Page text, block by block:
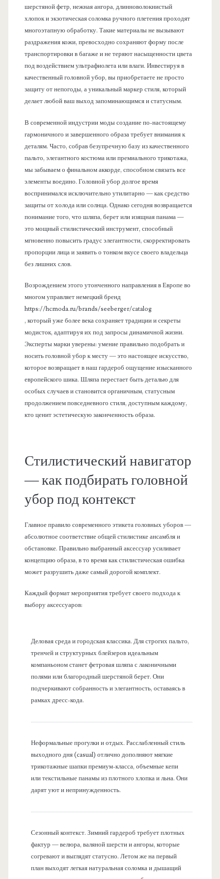
шерстяной фетр, нежная ангора, длинноволокнистый
хлопок и экзотическая соломка ручного плетения проходят
многоэтапную обработку. Такие материалы не вызывают
раздражения кожи, превосходно сохраняют форму после
транспортировки в багаже и не теряют насыщенности цвета
под воздействием ультрафиолета или влаги. Инвестируя в
качественный головной убор, вы приобретаете не просто
защиту от непогоды, а уникальный маркер стиля, который
делает любой ваш выход запоминающимся и статусным.
В современной индустрии моды создание по-настоящему
гармоничного и завершенного образа требует внимания к
деталям. Часто, собрав безупречную базу из качественного
пальто, элегантного костюма или премиального трикотажа,
мы забываем о финальном аккорде, способном связать все
элементы воедино. Головной убор долгое время
воспринимался исключительно утилитарно — как средство
защиты от холода или солнца. Однако сегодня возвращается
понимание того, что шляпа, берет или изящная панама —
это мощный стилистический инструмент, способный
мгновенно повысить градус элегантности, скорректировать
пропорции лица и заявить о тонком вкусе своего владельца
без лишних слов.
Возрождением этого утонченного направления в Европе во
многом управляет немецкий бренд
https://hcmoda.ru/brands/seeberger/catalog
, который уже более века сохраняет традиции и секреты
модисток, адаптируя их под запросы динамичной жизни.
Эксперты марки уверены: умение правильно подобрать и
носить головной убор к месту — это настоящее искусство,
которое возвращает в наш гардероб ощущение изысканного
европейского шика. Шляпа перестает быть деталью для
особых случаев и становится органичным, статусным
продолжением повседневного стиля, доступным каждому,
кто ценит эстетическую законченность образа.
Стилистический навигатор
— как подбирать головной
убор под контекст
Главное правило современного этикета головных уборов —
абсолютное соответствие общей стилистике ансамбля и
обстановке. Правильно выбранный аксессуар усиливает
концепцию образа, в то время как стилистическая ошибка
может разрушить даже самый дорогой комплект.
Каждый формат мероприятия требует своего подхода к
выбору аксессуаров:
Деловая среда и городская классика. Для строгих пальто,
тренчей и структурных блейзеров идеальным
компаньоном станет фетровая шляпа с лаконичными
полями или благородный шерстяной берет. Они
подчеркивают собранность и элегантность, оставаясь в
рамках дресс-кода.
Неформальные прогулки и отдых. Расслабленный стиль
выходного дня (casual) отлично дополняют мягкие
трикотажные шапки премиум-класса, объемные кепи
или текстильные панамы из плотного хлопка и льна. Они
дарят уют и непринужденность.
Сезонный контекст. Зимний гардероб требует плотных
фактур — велюра, валяной шерсти и ангоры, которые
согревают и выглядят статусно. Летом же на первый
план выходят легкая натуральная соломка и дышащий